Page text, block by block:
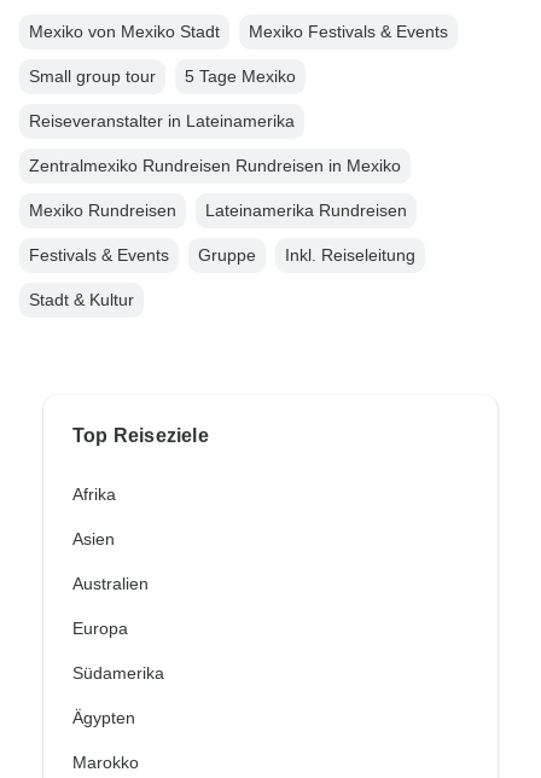
Mexiko von Mexiko Stadt Mexiko Festivals & Events
Small group tour 5 Tage Mexiko
Reiseveranstalter in Lateinamerika
Zentralmexiko Rundreisen Rundreisen in Mexiko
Mexiko Rundreisen Lateinamerika Rundreisen
Festivals & Events Gruppe Inkl. Reiseleitung
Stadt & Kultur
Top Reiseziele
Afrika
Asien
Australien
Europa
Südamerika
Ägypten
Marokko